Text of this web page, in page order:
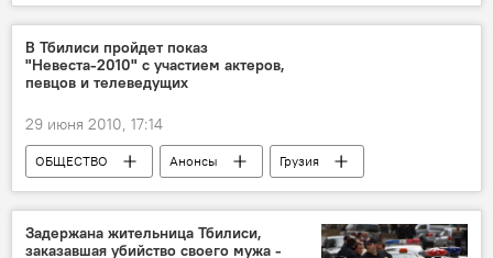
Американо-российский "шпионский скандал"
В Тбилиси пройдет показ
"Невеста-2010" с участием актеров,
певцов и телеведущих
29 июня 2010, 17:14
ОБЩЕСТВО Анонсы
Грузия
КУЛЬТУРА
НОВОСТИ
Задержана жительница Тбилиси,
заказавшая убийство своего мужа -